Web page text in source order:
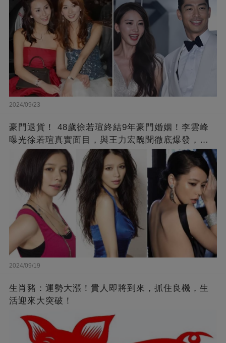
2024/09/23
豪門退貨！ 48歲徐若瑄終結9年豪門婚姻！李雲峰
曝光徐若瑄真實面目，與王力宏醜聞徹底爆發，原
來李靚蕾說的都是真的 ！
2024/09/19
生肖豬：運勢大漲！貴人即將到來，抓住良機，生
活迎來大突破！